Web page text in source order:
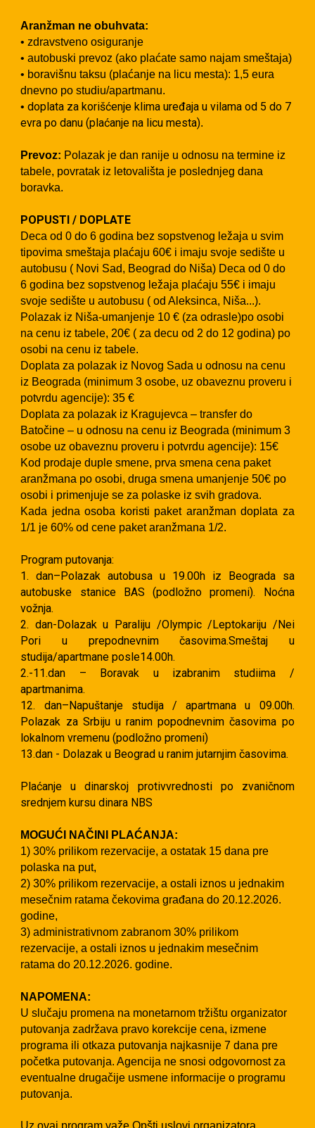
Aranžman ne obuhvata:
• zdravstveno osiguranje
• autobuski prevoz (ako plaćate samo najam smeštaja)
• boravišnu taksu (plaćanje na licu mesta): 1,5 eura
dnevno po studiu/apartmanu.
•doplata za korišćenje klima uređaja u vilama od 5 do 7
evra po danu (plaćanje na licu mesta).
Prevoz: Polazak je dan ranije u odnosu na termine iz
tabele, povratak iz letovališta je poslednjeg dana
boravka.
POPUSTI / DOPLATE
Deca od 0 do 6 godina bez sopstvenog ležaja u svim
tipovima smeštaja plaćaju 60€ i imaju svoje sedište u
autobusu ( Novi Sad, Beograd do Niša) Deca od 0 do
6 godina bez sopstvenog ležaja plaćaju 55€ i imaju
svoje sedište u autobusu ( od Aleksinca, Niša...).
Polazak iz Niša-umanjenje 10 € (za odrasle)po osobi
na cenu iz tabele, 20€ ( za decu od 2 do 12 godina) po
osobi na cenu iz tabele.
Doplata za polazak iz Novog Sada u odnosu na cenu
iz Beograda (minimum 3 osobe, uz obaveznu proveru i
potvrdu agencije): 35 €
Doplata za polazak iz Kragujevca – transfer do
Batočine – u odnosu na cenu iz Beograda (minimum 3
osobe uz obaveznu proveru i potvrdu agencije): 15€
Kod prodaje duple smene, prva smena cena paket
aranžmana po osobi, druga smena umanjenje 50€ po
osobi i primenjuje se za polaske iz svih gradova.
Kada jedna osoba koristi paket aranžman doplata za
1/1 je 60% od cene paket aranžmana 1/2.
Program putovanja:
1. dan–Polazak autobusa u 19.00h iz Beograda sa
autobuske stanice BAS (podložno promeni). Noćna
vožnja.
2. dan-Dolazak u Paraliju /Olympic /Leptokariju /Nei
Pori u prepodnevnim časovima.Smeštaj u
studija/apartmane posle14.00h.
2.-11.dan – Boravak u izabranim studiima /
apartmanima.
12. dan–Napuštanje studija / apartmana u 09.00h.
Polazak za Srbiju u ranim popodnevnim časovima po
lokalnom vremenu (podložno promeni)
13.dan - Dolazak u Beograd u ranim jutarnjim časovima.
Plaćanje u dinarskoj protivvrednosti po zvaničnom
srednjem kursu dinara NBS
MOGUĆI NAČINI PLAĆANJA:
1) 30% prilikom rezervacije, a ostatak 15 dana pre
polaska na put,
2) 30% prilikom rezervacije, a ostali iznos u jednakim
mesečnim ratama čekovima građana do 20.12.2026.
godine,
3) administrativnom zabranom 30% prilikom
rezervacije, a ostali iznos u jednakim mesečnim
ratama do 20.12.2026. godine.
NAPOMENA:
U slučaju promena na monetarnom tržištu organizator
putovanja zadržava pravo korekcije cena, izmene
programa ili otkaza putovanja najkasnije 7 dana pre
početka putovanja. Agencija ne snosi odgovornost za
eventualne drugačije usmene informacije o programu
putovanja.
Uz ovaj program važe Opšti uslovi organizatora